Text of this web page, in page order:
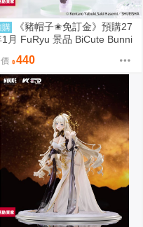
購
《豬帽子✬免訂金》預購27
1月 FuRyu 景品 BiCute Bunni
440